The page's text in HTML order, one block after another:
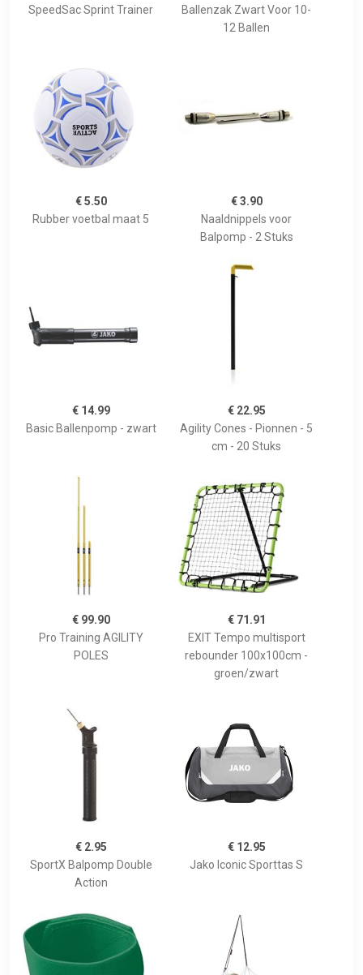
SpeedSac Sprint Trainer
Ballenzak Zwart Voor 10-
12 Ballen
€ 5.50
Rubber voetbal maat 5
€ 3.90
Naaldnippels voor
Balpomp - 2 Stuks
€ 14.99
Basic Ballenpomp - zwart
€ 22.95
Agility Cones - Pionnen - 5
cm - 20 Stuks
€ 99.90
Pro Training AGILITY
POLES
€ 71.91
EXIT Tempo multisport
rebounder 100x100cm -
groen/zwart
€ 2.95
SportX Balpomp Double
Action
€ 12.95
Jako Iconic Sporttas S